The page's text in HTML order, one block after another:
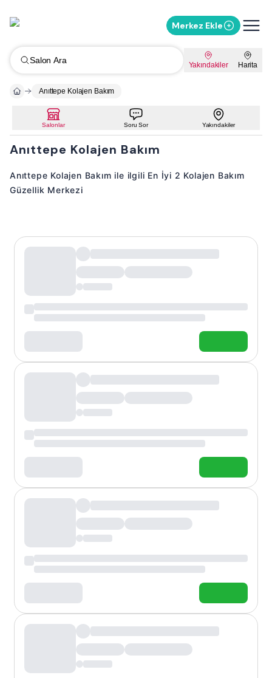
Merkez Ekle
Salon Ara Yakındakiler Harita
Anıttepe Kolajen Bakım
Salonlar Soru Sor Yakındakiler
Anıttepe Kolajen Bakım
Anıttepe Kolajen Bakım ile ilgili En İyi 2 Kolajen Bakım
Güzellik Merkezi